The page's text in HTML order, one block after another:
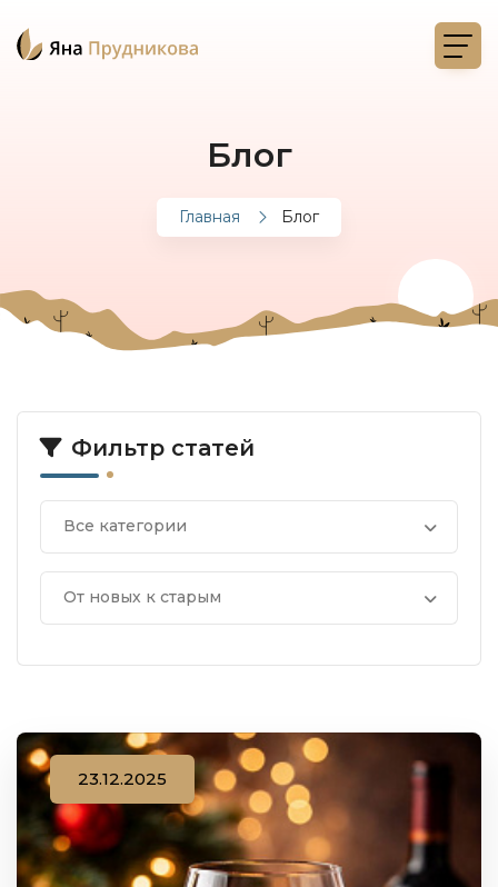
Блог
Главная Блог
Фильтр статей
Все категории
От новых к старым
23.12.2025